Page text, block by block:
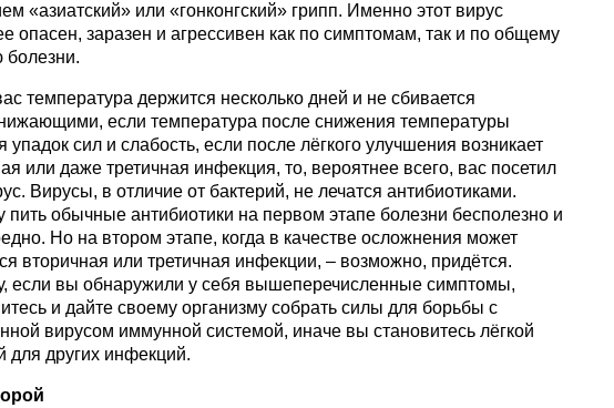
«азиатский» или «гонконгский» грипп. Именно этот вирус
опасен, заразен и агрессивен как по симптомам, так и по общему
болезни.
температура держится несколько дней и не сбивается
если температура после снижения температуры
упадок сил и слабость, если после лёгкого улучшения возникает
или даже третичная инфекция, то, вероятнее всего, вас посетил
Вирусы, в отличие от бактерий, не лечатся антибиотиками.
пить обычные антибиотики на первом этапе болезни бесполезно и
Но на втором этапе, когда в качестве осложнения может
вторичная или третичная инфекции, – возможно, придётся.
если вы обнаружили у себя вышеперечисленные симптомы,
и дайте своему организму собрать силы для борьбы с
вирусом иммунной системой, иначе вы становитесь лёгкой
для других инфекций.